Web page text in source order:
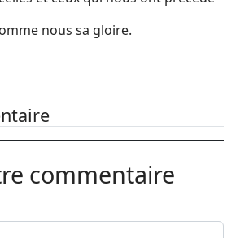
nous sa gloire.
commentaire